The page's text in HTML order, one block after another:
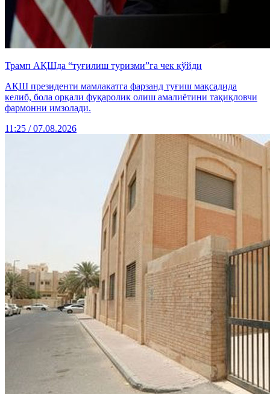
Трамп АҚШда “туғилиш туризми”га чек қўйди
АҚШ президенти мамлакатга фарзанд туғиш мақсадида
келиб, бола орқали фуқаролик олиш амалиётини тақиқловчи
фармонни имзолади.
11:25 / 07.08.2026